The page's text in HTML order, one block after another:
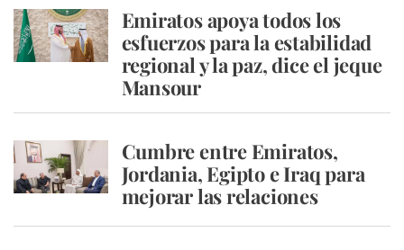
Emiratos apoya todos los
esfuerzos para la estabilidad
regional y la paz, dice el jeque
Mansour
Cumbre entre Emiratos,
Jordania, Egipto e Iraq para
mejorar las relaciones